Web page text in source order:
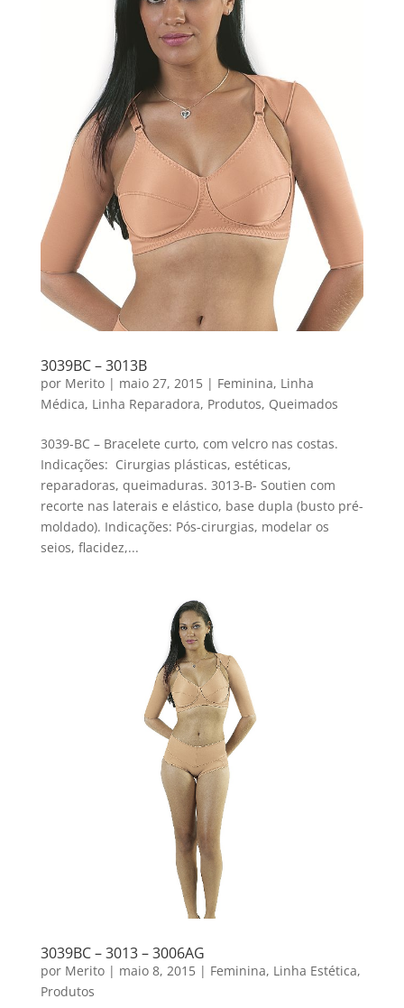
3039BC – 3013B
por Merito| maio 27, 2015| Feminina, Linha
Médica, Linha Reparadora, Produtos, Queimados
3039-BC – Bracelete curto, com velcro nas costas.
Indicações: Cirurgias plásticas, estéticas,
reparadoras, queimaduras. 3013-B- Soutien com
recorte nas laterais e elástico, base dupla (busto pré-
moldado). Indicações: Pós-cirurgias, modelar os
seios, flacidez,...
3039BC – 3013 – 3006AG
por Merito| maio 8, 2015| Feminina, Linha Estética,
Produtos